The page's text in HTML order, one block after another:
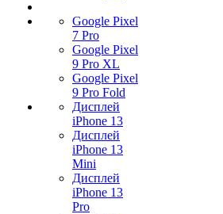
Google Pixel
7 Pro
Google Pixel
9 Pro XL
Google Pixel
9 Pro Fold
Дисплей
iPhone 13
Дисплей
iPhone 13
Mini
Дисплей
iPhone 13
Pro